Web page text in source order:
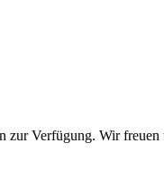
zur Verfügung. Wir